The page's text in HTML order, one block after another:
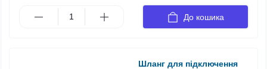
До кошика
Шланг для підключення